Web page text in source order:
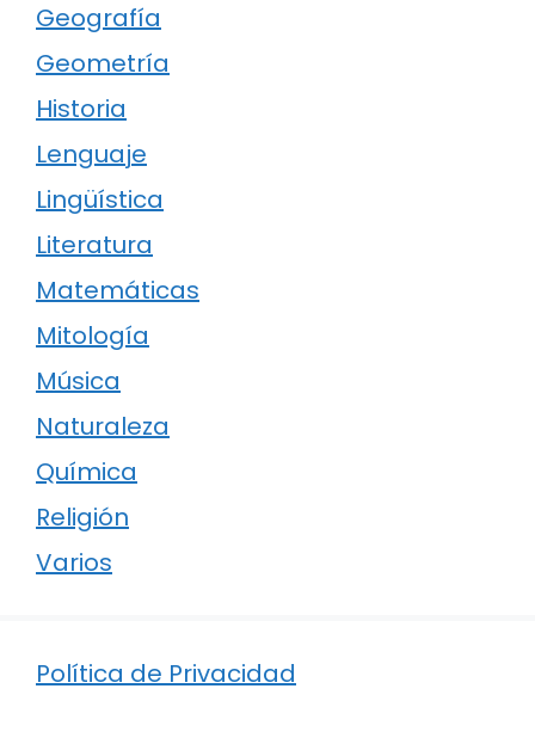
Geografía
Geometría
Historia
Lenguaje
Lingüística
Literatura
Matemáticas
Mitología
Música
Naturaleza
Química
Religión
Varios
Política de Privacidad